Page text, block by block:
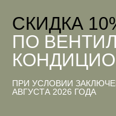
CКИДКА
ПО
ПРИ УСЛОВИИ
АВГУСТА 2026 ГОДА